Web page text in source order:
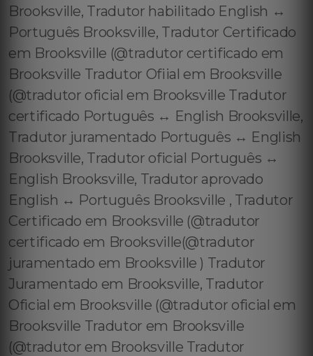
Brooksville, Tradutor habilitado English ↔️
Português Brooksville, Tradutor Certificado
em Brooksville (@tradutor certificado em
Brooksville Tradutor Ofiial em Brooksville
(@tradutor oficial em Brooksville Tradutor
certificado Português ↔️ English Brooksville,
Tradutor juramentado Português ↔️ English
Brooksville, Tradutor oficial Português ↔️
English Brooksville, Tradutor aprovado
English ↔️ Português Brooksville , Tradutor
Certificado em Brooksville (@tradutor
certificado em Brooksville(@tradutor
juramentado em Brooksville ) Tradutor
Juramentado em Brooksville, Tradutor
Oficial em Brooksville (@tradutor oficial em
Brooksville Tradutor em Brooksville
(@tradutor em Brooksville Tradutor